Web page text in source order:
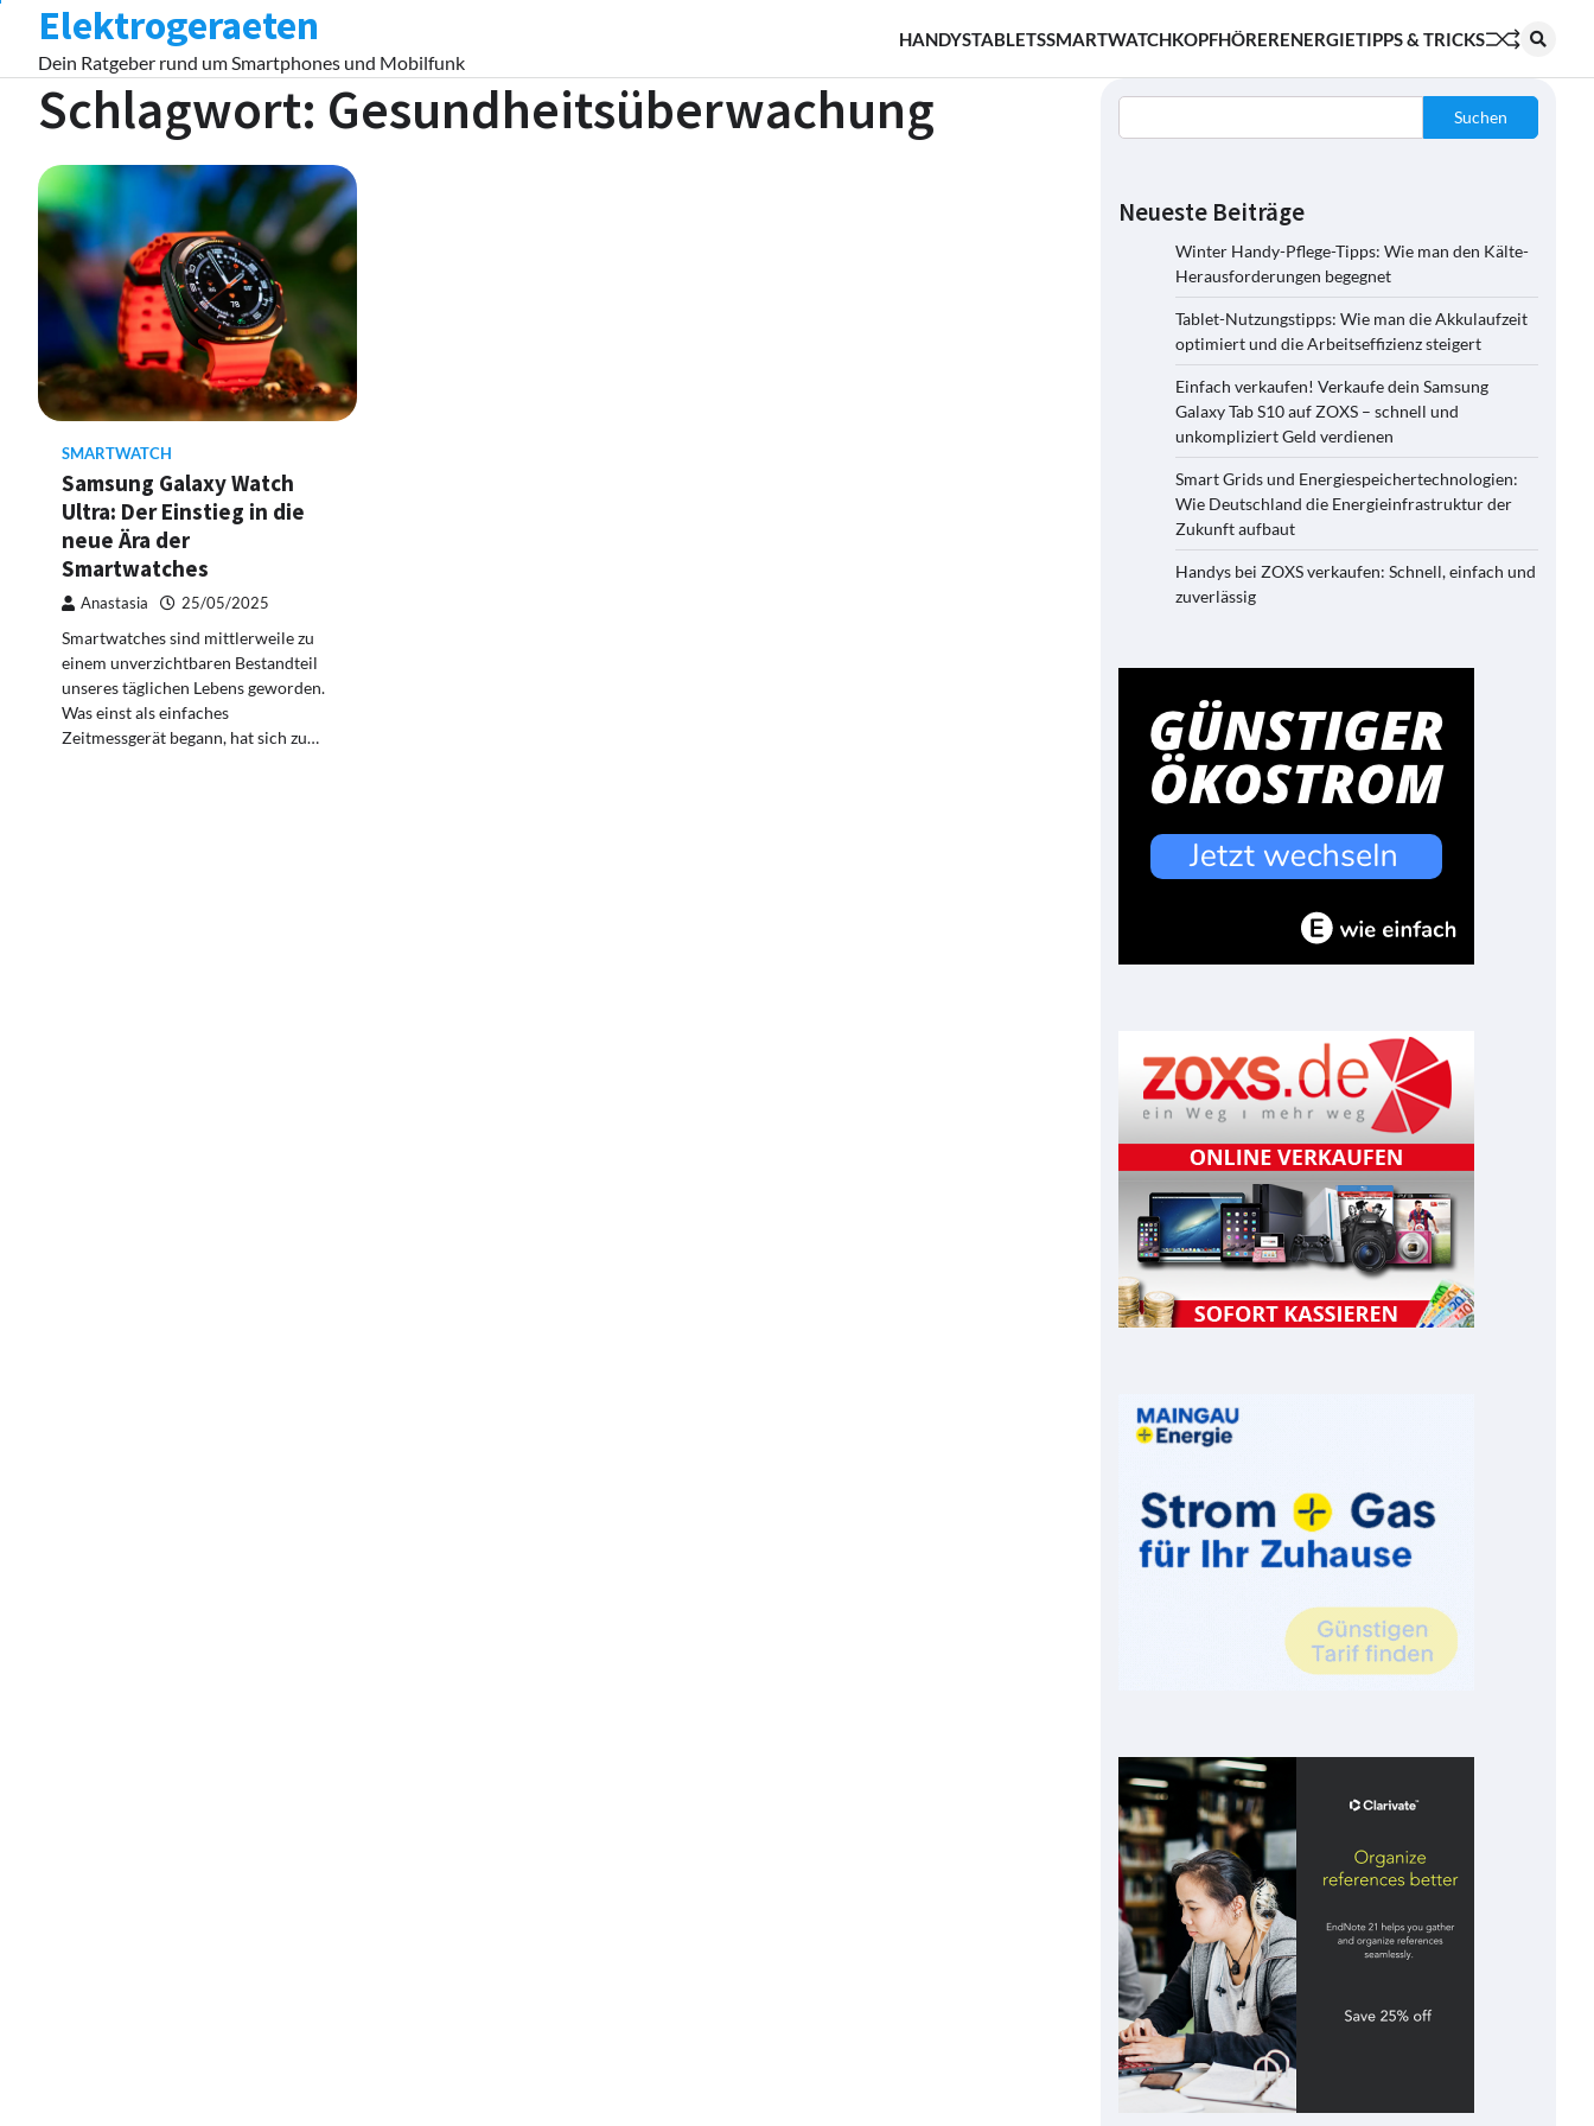
content
Elektrogeraeten
Dein Ratgeber rund um Smartphones und Mobilfunk
HANDYSTABLETSSMARTWATCHKOPFHÖRERENERGIETIPPS & TRICKS
Schlagwort: Gesundheitsüberwachung
SMARTWATCH
Samsung Galaxy Watch
Ultra: Der Einstieg in die
neue Ära der
Smartwatches
Anastasia 25/05/2025
Smartwatches sind mittlerweile zu
einem unverzichtbaren Bestandteil
unseres täglichen Lebens geworden.
Was einst als einfaches
Zeitmessgerät begann, hat sich zu…
Suchen
Neueste Beiträge
Winter Handy-Pflege-Tipps: Wie man den Kälte-
Herausforderungen begegnet
Tablet-Nutzungstipps: Wie man die Akkulaufzeit
optimiert und die Arbeitseffizienz steigert
Einfach verkaufen! Verkaufe dein Samsung
Galaxy Tab S10 auf ZOXS – schnell und
unkompliziert Geld verdienen
Smart Grids und Energiespeichertechnologien:
Wie Deutschland die Energieinfrastruktur der
Zukunft aufbaut
Handys bei ZOXS verkaufen: Schnell, einfach und
zuverlässig